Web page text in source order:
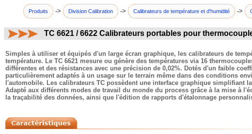
Produits -> Division Calibration -> Calibrateurs de température et d'humidité ->
TC 6621 / 6622 Calibrateurs portables pour
Simples à utiliser et équipés d'un large écran graphique, les calibrateurs de
température. Le TC 6621 mesure ou génère des températures via 16
différentes et des résistances avec une précision de 0,02%. Dotés d'un faible
particulièrement adaptés à un usage sur le terrain même dans des conditions
l'automobile. Les calibrateurs TC possèdent une interface graphique simplifiant
Adapté aux différents modes de travail du monde du process grâce à la mise à
la traçabilité des données, ainsi que l'édition de rapports d'étalonnage